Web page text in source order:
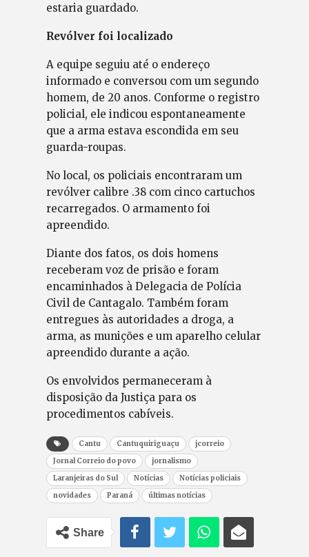
estaria guardado.
Revólver foi localizado
A equipe seguiu até o endereço
informado e conversou com um segundo
homem, de 20 anos. Conforme o registro
policial, ele indicou espontaneamente
que a arma estava escondida em seu
guarda-roupas.
No local, os policiais encontraram um
revólver calibre .38 com cinco cartuchos
recarregados. O armamento foi
apreendido.
Diante dos fatos, os dois homens
receberam voz de prisão e foram
encaminhados à Delegacia de Polícia
Civil de Cantagalo. Também foram
entregues às autoridades a droga, a
arma, as munições e um aparelho celular
apreendido durante a ação.
Os envolvidos permaneceram à
disposição da Justiça para os
procedimentos cabíveis.
Cantu Cantuquiriguaçu
jcorreio
Jornal Correio do povo
jornalismo
Laranjeiras do Sul
Notícias
Notícias policiais
novidades
Paraná últimas notícias
Share